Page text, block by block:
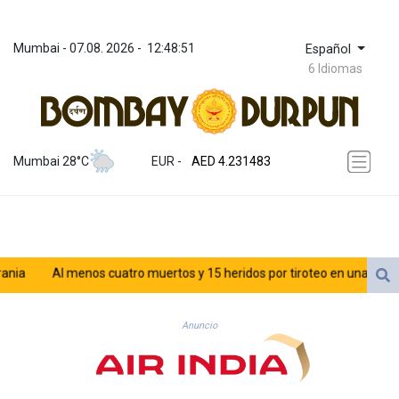
Mumbai - 07.08. 2026 - 12:48:51 Español
6 Idiomas
Mumbai 28°C EUR -
ZWL 371.010688
AED 4.231483
AFN 75.467656
ARS 1728.022837
AUD 1.6396
AZN 1.938486
BAM 1.956247
BBD 2.325032
BDT 142.892687
Al menos cuatro muertos y 15 heridos por tiroteo en una escuela
Anuncio